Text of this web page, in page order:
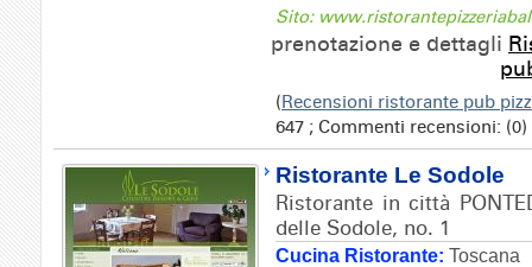
Sito:
prenotazione e dettagli
(Recensioni ristorante pub
647 ; Commenti recensioni: (0)
Ristorante Le Sodole
Ristorante in città
delle Sodole, no. 1
Cucina Ristorante: Toscana